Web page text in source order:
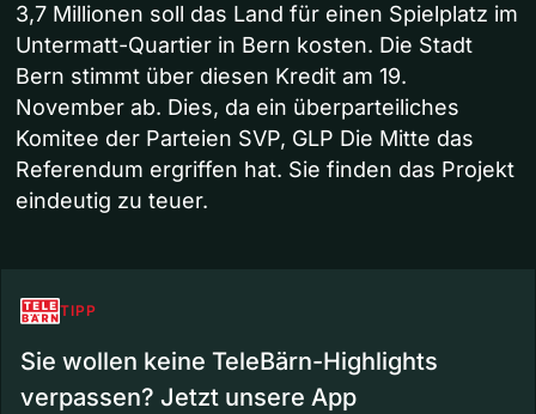
3,7 Millionen soll das Land für einen Spielplatz im
Untermatt-Quartier in Bern kosten. Die Stadt
Bern stimmt über diesen Kredit am 19.
November ab. Dies, da ein überparteiliches
Komitee der Parteien SVP, GLP Die Mitte das
Referendum ergriffen hat. Sie finden das Projekt
eindeutig zu teuer.
TIPP
Sie wollen keine TeleBärn-Highlights
verpassen? Jetzt unsere App